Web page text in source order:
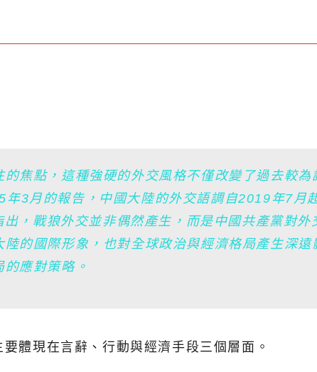
焦點，這種強硬的外交風格不僅改變了過去較
3月的報告，中國大陸的外交語調自2019年7月
，戰狼外交並非偶然產生，而是中國共產黨對
的國際形象，也對全球政治與經濟格局產生深
應對策略。
體現在言辭、行動與經濟手段三個層面。